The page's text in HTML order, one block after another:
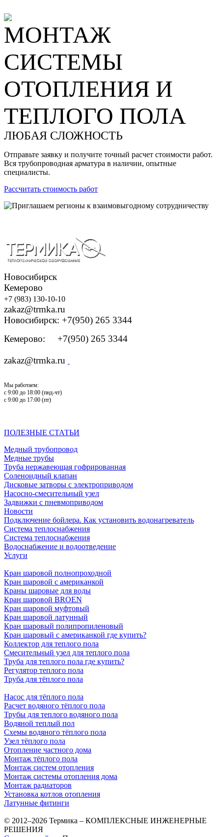
МОНТАЖ
СИСТЕМЫ
ОТОПЛЕНИЯ И
ТЕПЛОГО ПОЛА
ЛЮБАЯ СЛОЖНОСТЬ
Отправьте заявку и получите точный расчет стоимости работ.
Вся трубопроводная арматура в наличии, опытные
специалисты.
Рассчитать стоимость работ
Новосибирск
Кемерово
+7 (983) 130-10-10
zakaz@trmka.ru
Новосибирск: +7(950) 265 3344
Кемерово: +7(950) 265 3344
zakaz@trmka.ru
Мы работаем:
с 9:00 до 18:00 (пнд-чт)
с 9:00 до 17:00 (пт)
ПОЛЕЗНЫЕ СТАТЬИ
Медный трубопровод
Медные трубы
Труба нержавеющая гофрированная
Соленоидный клапан
Дисковые затворы с электроприводом
Насосно-смесительный узел
Задвижки с пневмоприводом
Новости
Подключение бойлера. Как установить водонагреватель
Система теплоснабжения
Система теплоснабжения
Водоснабжение и водоотведение
Услуги
Кран шаровой полнопроходной
Кран шаровой с американкой
Краны шаровые для воды
Кран шаровой BROEN
Кран шаровой муфтовый
Кран шаровой латунный
Кран шаровый полипропиленовый
Кран шаровый с американкой где купить?
Коллектор для теплого пола
Смесительный узел для теплого пола
Труба для теплого пола где купить?
Регулятор теплого пола
Труба для тёплого пола
Насос для тёплого пола
Расчет водяного тёплого пола
Трубы для теплого водяного пола
Водяной теплый пол
Схемы водяного тёплого пола
Узел тёплого пола
Отопление частного дома
Монтаж тёплого пола
Монтаж систем отопления
Монтаж системы отопления дома
Монтаж радиаторов
Установка котлов отопления
Латунные фитинги
© 2012–2026 Термика – КОМПЛЕКСНЫЕ ИНЖЕНЕРНЫЕ
РЕШЕНИЯ